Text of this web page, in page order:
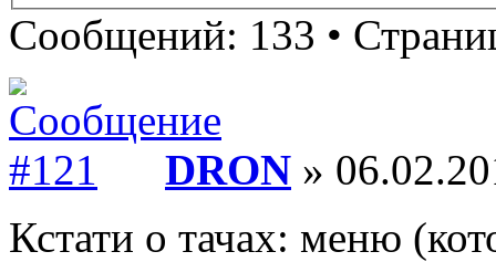
Сообщений: 133 •
DRON »
Кстати о тачах: меню